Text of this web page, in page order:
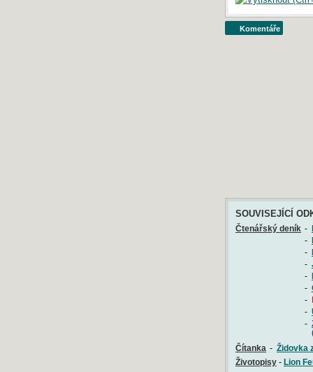
SOUVISEJÍCÍ
Čtenářský deník -
-
-
-
-
-
-
-
-
Čítanka - Židovka
Životopisy- Lion